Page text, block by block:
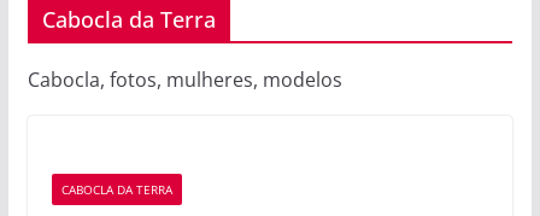
Cabocla da Terra
Cabocla, fotos, mulheres, modelos
CABOCLA DA TERRA